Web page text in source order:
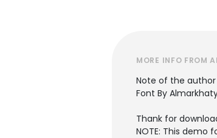
MORE INFO FROM
Note of the author
Font By
Thank for
NOTE: This demo